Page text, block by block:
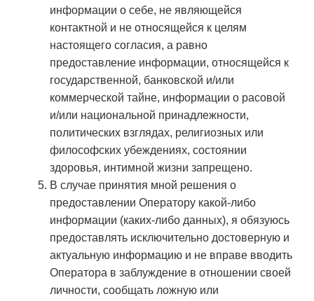
информации о себе, не являющейся
контактной и не относящейся к целям
настоящего согласия, а равно
предоставление информации, относящейся к
государственной, банковской и/или
коммерческой тайне, информации о расовой
и/или национальной принадлежности,
политических взглядах, религиозных или
философских убеждениях, состоянии
здоровья, интимной жизни запрещено.
В случае принятия мной решения о
предоставлении Оператору какой-либо
информации (каких-либо данных), я обязуюсь
предоставлять исключительно достоверную и
актуальную информацию и не вправе вводить
Оператора в заблуждение в отношении своей
личности, сообщать ложную или